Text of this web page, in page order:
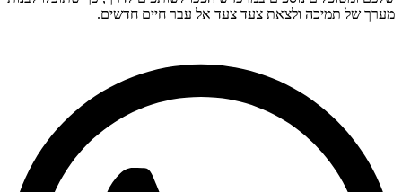
מערך של תמיכה ולצאת צעד צעד אל עבר חיים חדשים.